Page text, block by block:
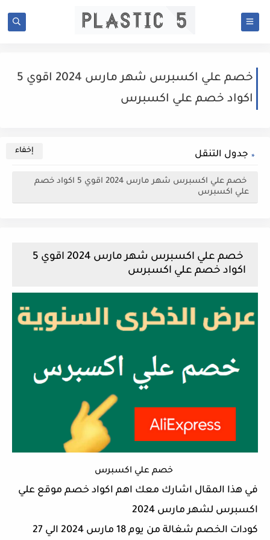
خصم علي اكسبرس شهر مارس 2024 اقوي 5
اكواد خصم علي اكسبرس
جدول التنقل
خصم علي اكسبرس شهر مارس 2024 اقوي 5 اكواد خصم
علي اكسبرس
خصم علي اكسبرس شهر مارس 2024 اقوي 5
اكواد خصم علي اكسبرس
خصم علي اكسبرس
في هذا المقال اشارك معك اهم اكواد خصم موقع علي
اكسبرس لشهر مارس 2024
كودات الخصم شغالة من يوم 18 مارس 2024 الي 27